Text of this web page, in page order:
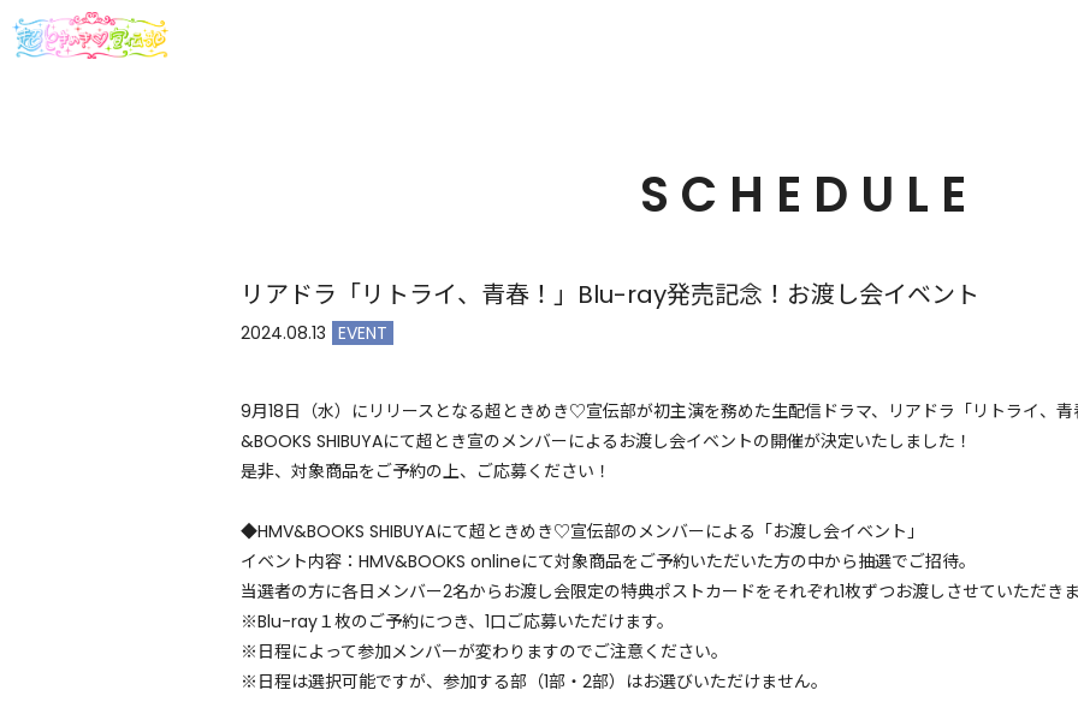
SCHEDULE
リアドラ「リトライ、青春！」Blu-ray発売記念！お渡し会イベント
2024.08.13 EVENT
9月18日（水）にリリースとなる超ときめき♡宣伝部が初主演を務めた生配信ドラマ、リアドラ「リトライ、
&BOOKS SHIBUYAにて超とき宣のメンバーによるお渡し会イベントの開催が決定いたしました！
是非、対象商品をご予約の上、ご応募ください！
◆HMV&BOOKS SHIBUYAにて超ときめき♡宣伝部のメンバーによる「お渡し会イベント」
イベント内容：HMV&BOOKS onlineにて対象商品をご予約いただいた方の中から抽選でご招待。
当選者の方に各日メンバー2名からお渡し会限定の特典ポストカードをそれぞれ1枚ずつお渡しさせていただき
※Blu-ray１枚のご予約につき、1口ご応募いただけます。
※日程によって参加メンバーが変わりますのでご注意ください。
※日程は選択可能ですが、参加する部（1部・2部）はお選びいただけません。